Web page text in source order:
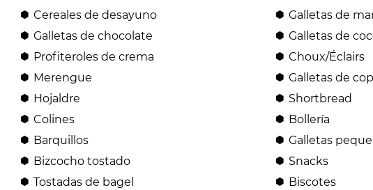
Cereales de desayuno
Galletas de
Galletas de chocolate
Galletas de
Profiteroles de crema
Choux/Éclairs
Merengue
Galletas de
Hojaldre
Shortbread
Colines
Bollería
Barquillos
Galletas
Bizcocho tostado
Snacks
Tostadas de bagel
Biscotes